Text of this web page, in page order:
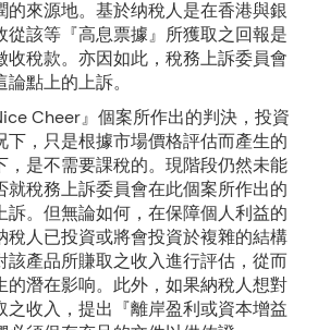
的來源地。基於纳稅人是在香港與銀
從該等『高息票據』所獲取之回報是
收稅款。亦因如此，稅務上訴委員會
點上的上訴。
Cheer』個案所作出的判決，投資
下，只是根據市場價格評估而產生的
，是不需要課稅的。現階段仍然未能
就稅務上訴委員會在此個案所作出的
訴。但無論如何，在保障個人利益的
稅人已投資或將會投資於複雜的結構
該產品所賺取之收入進行評估，從而
的潛在影响。此外，如果納稅人想對
之收入，提出『離岸盈利或資本增益